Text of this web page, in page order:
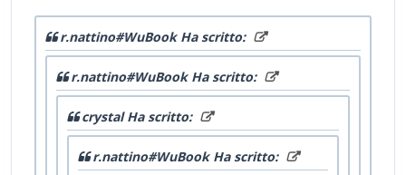
r.nattino#WuBook Ha scritto:
r.nattino#WuBook Ha scritto:
crystal Ha scritto:
r.nattino#WuBook Ha scritto: